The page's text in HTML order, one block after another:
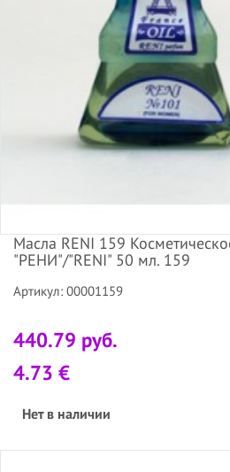
Масла RENI 159
"РЕНИ"/"RENI" 50 мл. 159
Артикул: 00001159
440.79 руб.
4.73 €
Нет в наличии